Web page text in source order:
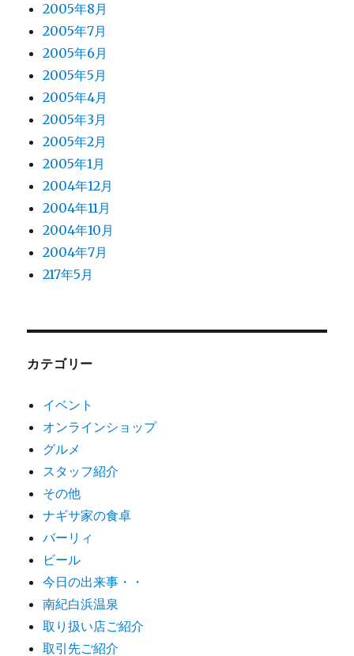
2005年8月
2005年7月
2005年6月
2005年5月
2005年4月
2005年3月
2005年2月
2005年1月
2004年12月
2004年11月
2004年10月
2004年7月
217年5月
カテゴリー
イベント
オンラインショップ
グルメ
スタッフ紹介
その他
ナギサ家の食卓
バーリィ
ビール
今日の出来事・・
南紀白浜温泉
取り扱い店ご紹介
取引先ご紹介